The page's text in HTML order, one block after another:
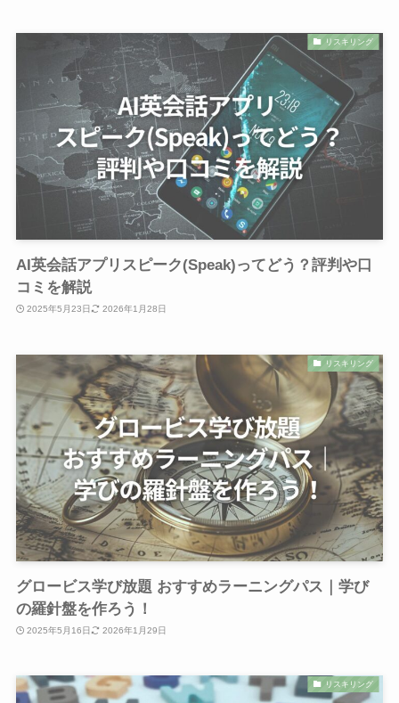
リスキリング
AI英会話アプリスピーク(Speak)ってどう？評判や口
コミを解説
2025年5月23日 2026年1月28日
リスキリング
グロービス学び放題 おすすめラーニングパス｜学び
の羅針盤を作ろう！
2025年5月16日 2026年1月29日
リスキリング